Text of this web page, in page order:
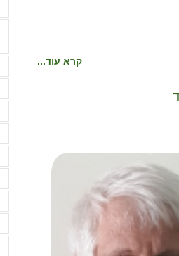
קרא עוד...